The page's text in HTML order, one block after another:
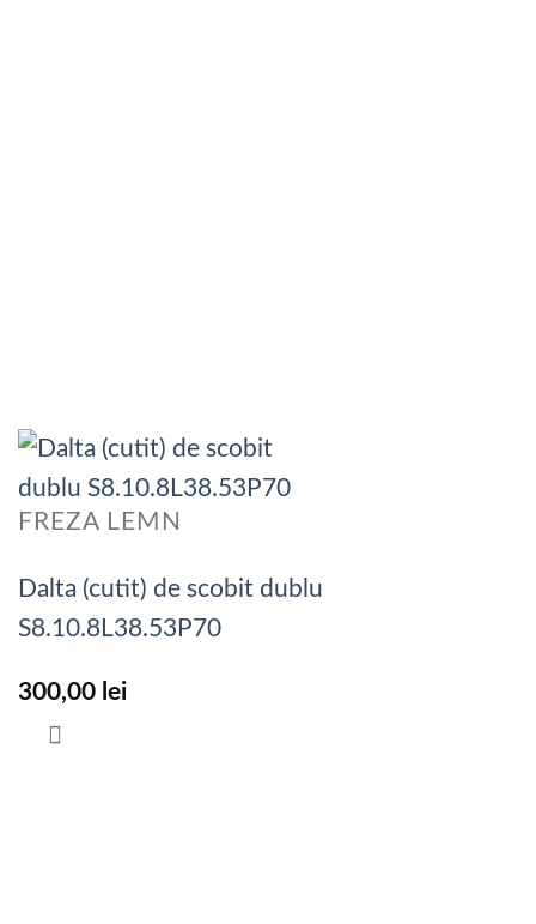
FREZA LEMN
Dalta (cutit) de scobit dublu
S8.10.8L38.53P70
300,00 lei